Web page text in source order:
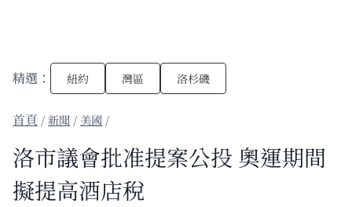
精選： 紐約 灣區 洛杉磯
/新聞 / 美國 /
洛市議會批准提案公投 奧運期間
擬提高酒店稅